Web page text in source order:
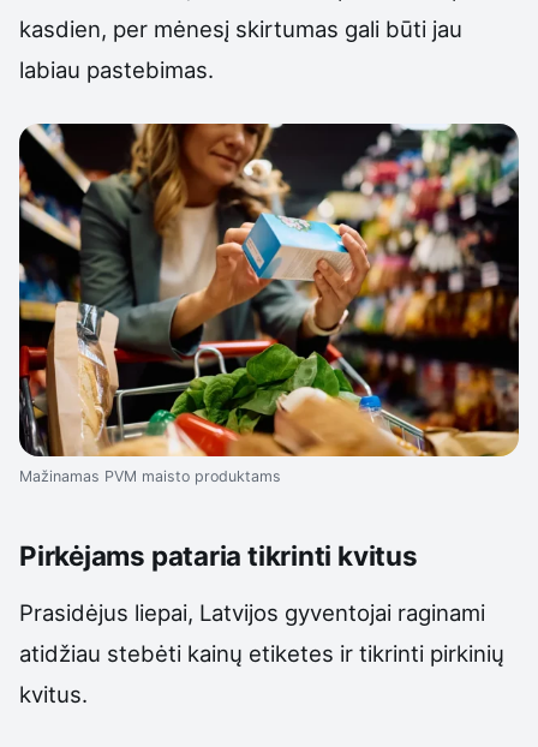
kasdien, per mėnesį skirtumas gali būti jau
labiau pastebimas.
Mažinamas PVM maisto produktams
Pirkėjams pataria tikrinti kvitus
Prasidėjus liepai, Latvijos gyventojai raginami
atidžiau stebėti kainų etiketes ir tikrinti pirkinių
kvitus.